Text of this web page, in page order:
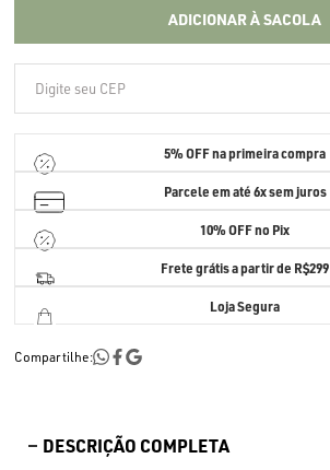
ADICIONAR À SACOLA
5% OFFna primeira compra
Parcele em até6x sem juros
10% OFF no Pix
Frete grátis a partir de R$299
Loja Segura
Compartilhe:
DESCRIÇÃO COMPLETA